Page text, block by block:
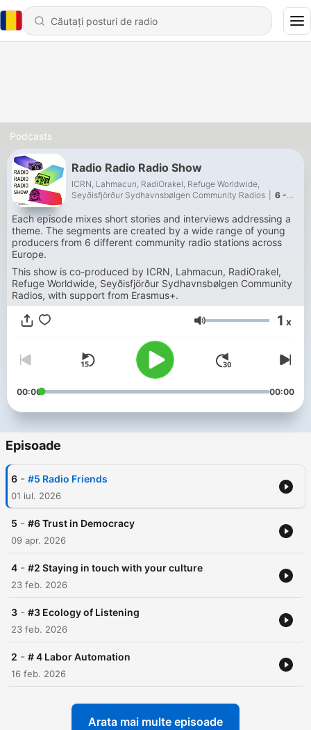
Podcasts
Radio Radio Radio Show
ICRN, Lahmacun, RadiOrakel, Refuge Worldwide,
Seyðisfjörður Sydhavnsbølgen Community Radios
6 -
Each episode mixes short stories and interviews addressing a
theme. The segments are created by a wide range of young
producers from 6 different community radio stations across
Europe.
This show is co-produced by ICRN, Lahmacun, RadiOrakel,
Refuge Worldwide, Seyðisfjörður Sydhavnsbølgen Community
Radios, with support from Erasmus+.
Volum 1 x
00:00 00:00
Episoade
6 - #5 Radio Friends
01 iul. 2026
5 - #6 Trust in Democracy
09 apr. 2026
4 - #2 Staying in touch with your culture
23 feb. 2026
3 - #3 Ecology of Listening
23 feb. 2026
2 - # 4 Labor Automation
16 feb. 2026
Arata mai multe episoade